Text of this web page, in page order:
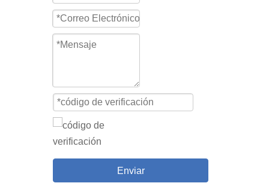
Enviar